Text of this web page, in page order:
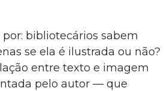
bibliotecários sabem
se ela é ilustrada ou não?
entre texto e imagem
pelo autor — que